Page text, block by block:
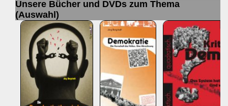
Unsere Bücher und DVDs zum Thema
(Auswahl)